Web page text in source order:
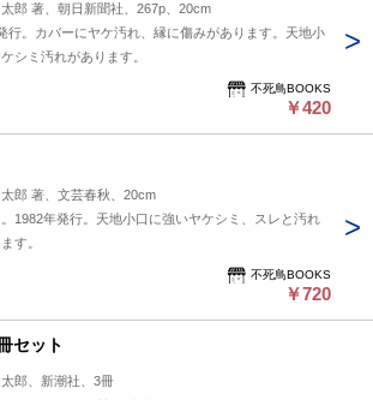
郎 著、朝日新聞社、267p、20cm
行。カバーにヤケ汚れ、縁に傷みがあります。天地小
シミ汚れがあります。
不死鳥BOOKS
￥420
郎 著、文芸春秋、20cm
1982年発行。天地小口に強いヤケシミ、スレと汚れ
す。
不死鳥BOOKS
￥720
セット
郎、新潮社、3冊